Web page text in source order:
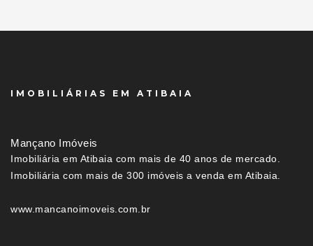
IMOBILIÁRIAS EM ATIBAIA
Mançano Imóveis
Imobiliária em Atibaia com mais de 40 anos de mercado.
Imobiliária com mais de 300 imóveis a venda em Atibaia.
www.mancanoimoveis.com.br